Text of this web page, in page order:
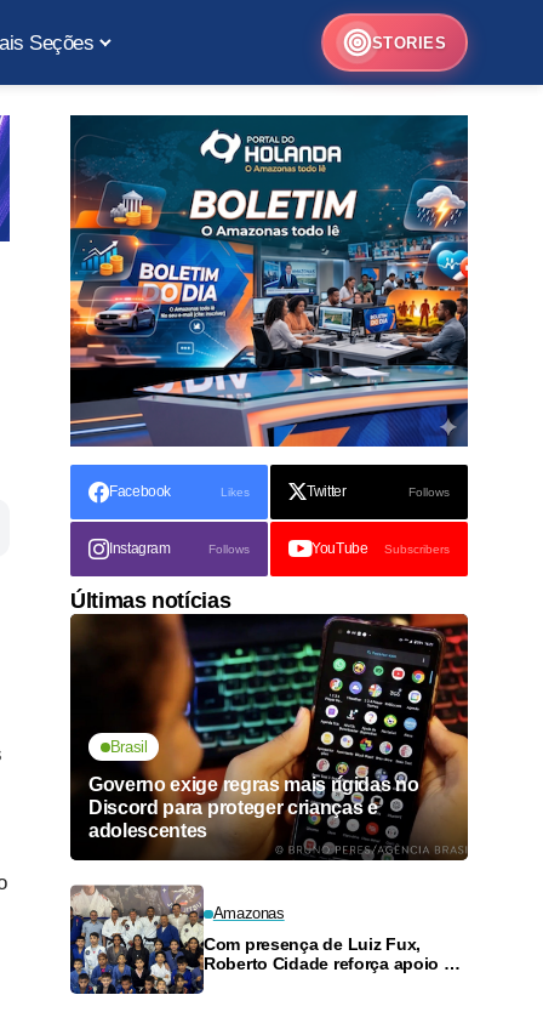
Seções STORIES
Facebook Likes Twitter Follows
Instagram Follows YouTube Subscribers
Últimas notícias
Brasil
Governo exige regras mais rígidas no
Discord para proteger crianças e
adolescentes
Amazonas
Com presença de Luiz Fux,
Roberto Cidade reforça apoio a